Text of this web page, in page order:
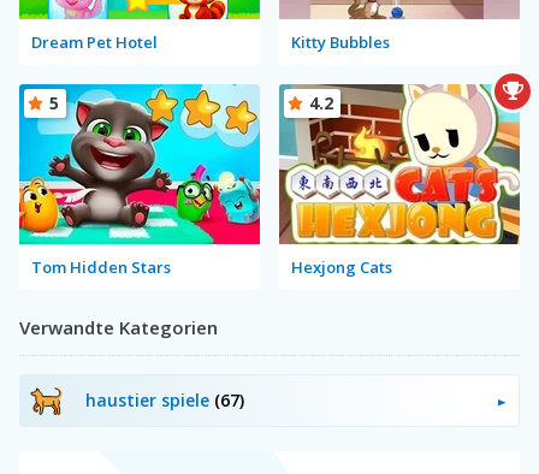
Dream Pet Hotel Kitty Bubbles
Tom Hidden Stars
5
Hexjong Cats
4.2
Verwandte Kategorien
haustier spiele (67)